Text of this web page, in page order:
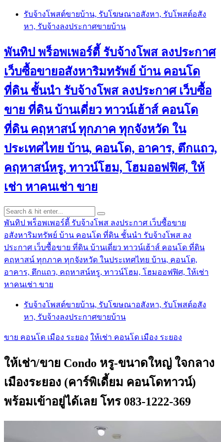
Skip
content
รับจ้างโพสต์ขายบ้าน, รับโฆษณาอสังหา, รับโพสต์อสัง
หา, รับจ้างลงประกาศขายบ้าน
พันทิป พร็อพเพอร์ตี้ รับจ้างโพส ลงประกาศ
เว็บซื้อขายอสังหาริมทรัพย์ บ้าน คอนโด
ที่ดิน ชั้นนำ รับจ้างโพส ลงประกาศ เว็บซื้อ
ขาย ที่ดิน บ้านเดี่ยว ทาวน์เฮ้าส์ คอนโด
ที่ดิน คฤหาสน์ ทุกภาค ทุกจังหวัด ใน
ประเทศไทย บ้าน, คอนโด, อาคาร, ตึกแถว,
คฤหาสน์หรู, ทาวน์โฮม, โฮมออฟฟิศ, ให้
เช่า หาคนเช่า ขาย
พันทิป พร็อพเพอร์ตี้ รับจ้างโพส ลงประกาศ เว็บซื้อขาย
อสังหาริมทรัพย์ บ้าน คอนโด ที่ดิน ชั้นนำ รับจ้างโพส ลง
ประกาศ เว็บซื้อขาย ที่ดิน บ้านเดี่ยว ทาวน์เฮ้าส์ คอนโด ที่ดิน
คฤหาสน์ ทุกภาค ทุกจังหวัด ในประเทศไทย บ้าน, คอนโด,
อาคาร, ตึกแถว, คฤหาสน์หรู, ทาวน์โฮม, โฮมออฟฟิศ, ให้เช่า
หาคนเช่า ขาย
รับจ้างโพสต์ขายบ้าน, รับโฆษณาอสังหา, รับโพสต์อสัง
หา, รับจ้างลงประกาศขายบ้าน
ขาย คอนโด เมือง ระยอง ให้เช่า คอนโด เมือง ระยอง
ให้เช่า/ขาย Condo หรู-ขนาดใหญ่ ใจกลาง
เมืองระยอง (คาร์พิเดี้ยม คอนโดทาวน์)
พร้อมเข้าอยู่ได้เลย โทร 083-1222-369